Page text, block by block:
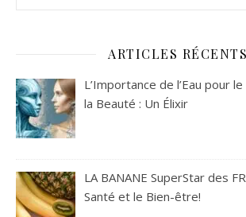
ARTICLES RÉCENTS
L’Importance de l’Eau pour
la Beauté : Un Élixir
LA BANANE SuperStar des
Santé et le Bien-être!